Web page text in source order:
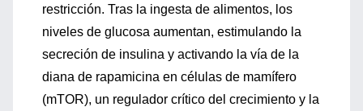
restricción. Tras la ingesta de alimentos, los
niveles de glucosa aumentan, estimulando la
secreción de insulina y activando la vía de la
diana de rapamicina en células de mamífero
(mTOR), un regulador crítico del crecimiento y la